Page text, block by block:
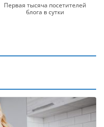
Первая тысяча посетителей
блога в сутки